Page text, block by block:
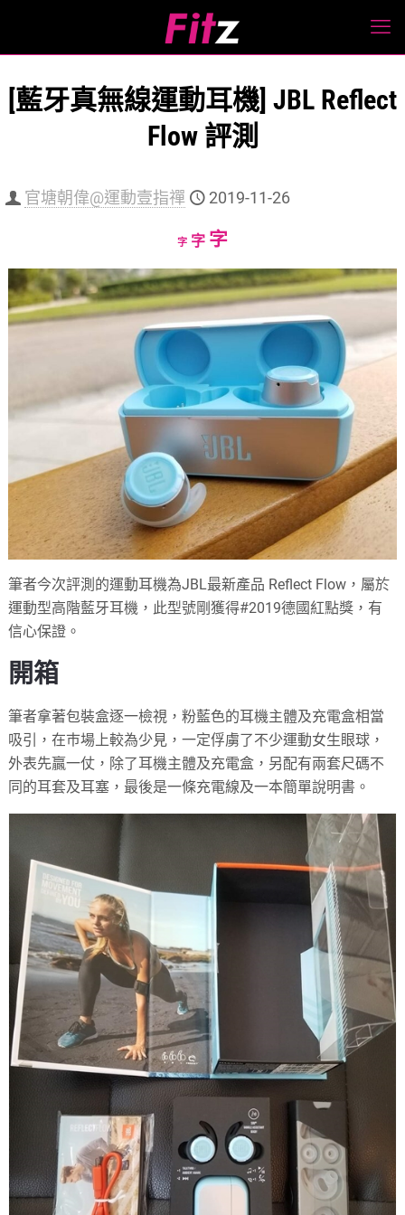
[藍牙真無線運動耳機] JBL Reflect
Flow 評測
官塘朝偉@運動壹指禪 2019-11-26
字Decrease
size.
字Reset
size.
字Increase
size.
筆者今次評測的運動耳機為JBL最新產品 Reflect Flow，屬於
運動型高階藍牙耳機，此型號剛獲得#2019德國紅點獎，有
信心保證。
開箱
筆者拿著包裝盒逐一檢視，粉藍色的耳機主體及充電盒相當
吸引，在巿場上較為少見，一定俘虜了不少運動女生眼球，
外表先贏一仗，除了耳機主體及充電盒，另配有兩套尺碼不
同的耳套及耳塞，最後是一條充電線及一本簡單說明書。